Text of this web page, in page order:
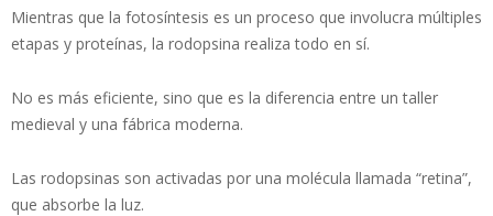
Mientras que la fotosíntesis es un proceso que involucra múltiples
etapas y proteínas, la rodopsina realiza todo en sí.
No es más eficiente, sino que es la diferencia entre un taller
medieval y una fábrica moderna.
Las rodopsinas son activadas por una molécula llamada “retina”,
que absorbe la luz.